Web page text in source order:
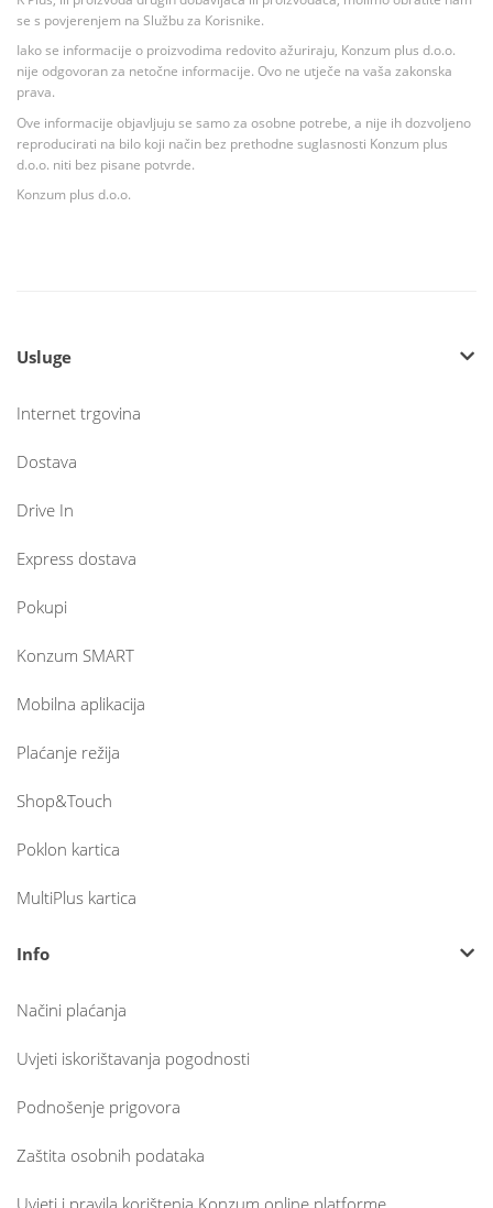
se s povjerenjem na Službu za Korisnike.
Iako se informacije o proizvodima redovito ažuriraju, Konzum plus d.o.o.
nije odgovoran za netočne informacije. Ovo ne utječe na vaša zakonska
prava.
Ove informacije objavljuju se samo za osobne potrebe, a nije ih dozvoljeno
reproducirati na bilo koji način bez prethodne suglasnosti Konzum plus
d.o.o. niti bez pisane potvrde.
Konzum plus d.o.o.
Usluge
Internet trgovina
Dostava
Drive In
Express dostava
Pokupi
Konzum SMART
Mobilna aplikacija
Plaćanje režija
Shop&Touch
Poklon kartica
MultiPlus kartica
Info
Načini plaćanja
Uvjeti iskorištavanja pogodnosti
Podnošenje prigovora
Zaštita osobnih podataka